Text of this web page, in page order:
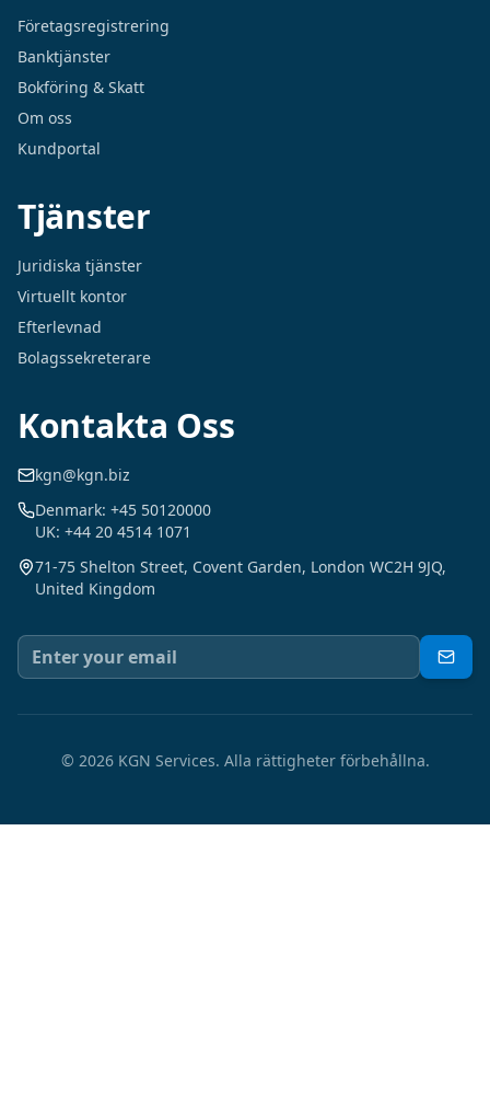
Företagsregistrering
Banktjänster
Bokföring & Skatt
Om oss
Kundportal
Tjänster
Juridiska tjänster
Virtuellt kontor
Efterlevnad
Bolagssekreterare
Kontakta Oss
kgn@kgn.biz
Denmark: +45 50120000
UK: +44 20 4514 1071
71-75 Shelton Street, Covent Garden, London WC2H 9JQ,
United Kingdom
© 2026KGN Services. Alla rättigheter förbehållna.